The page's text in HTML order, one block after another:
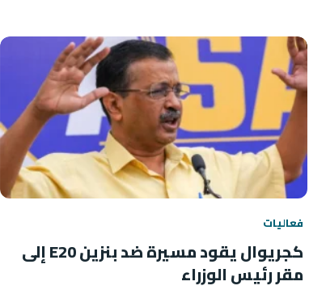
فعاليات
كجريوال يقود مسيرة ضد بنزين E20 إلى
مقر رئيس الوزراء